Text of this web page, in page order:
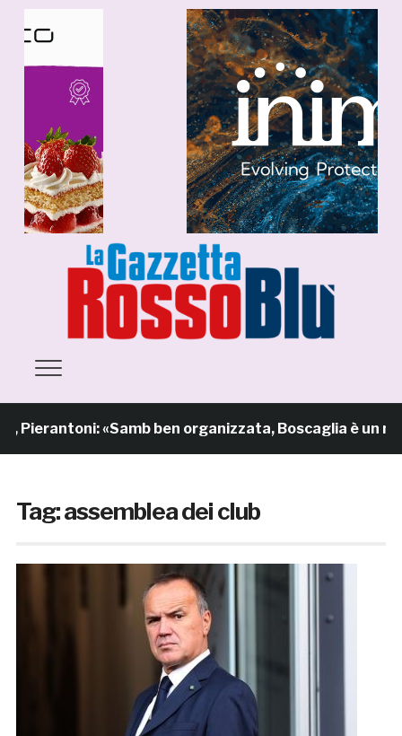
«Samb ben organizzata, Boscaglia è un maestro
Tag:assemblea dei club